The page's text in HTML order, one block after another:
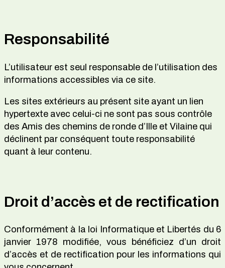
Responsabilité
L’utilisateur est seul responsable de l’utilisation des
informations accessibles via ce site.
Les sites extérieurs au présent site ayant un lien
hypertexte avec celui-ci ne sont pas sous contrôle
des Amis des chemins de ronde d’Ille et Vilaine qui
déclinent par conséquent toute responsabilité
quant à leur contenu.
Droit d’accès et de rectification
Conformément à la loi Informatique et Libertés du 6
janvier 1978 modifiée, vous bénéficiez d’un droit
d’accès et de rectification pour les informations qui